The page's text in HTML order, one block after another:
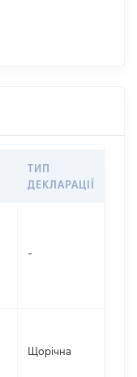
ТИП
ДЕКЛАРАЦІЇ
-
Щорічна